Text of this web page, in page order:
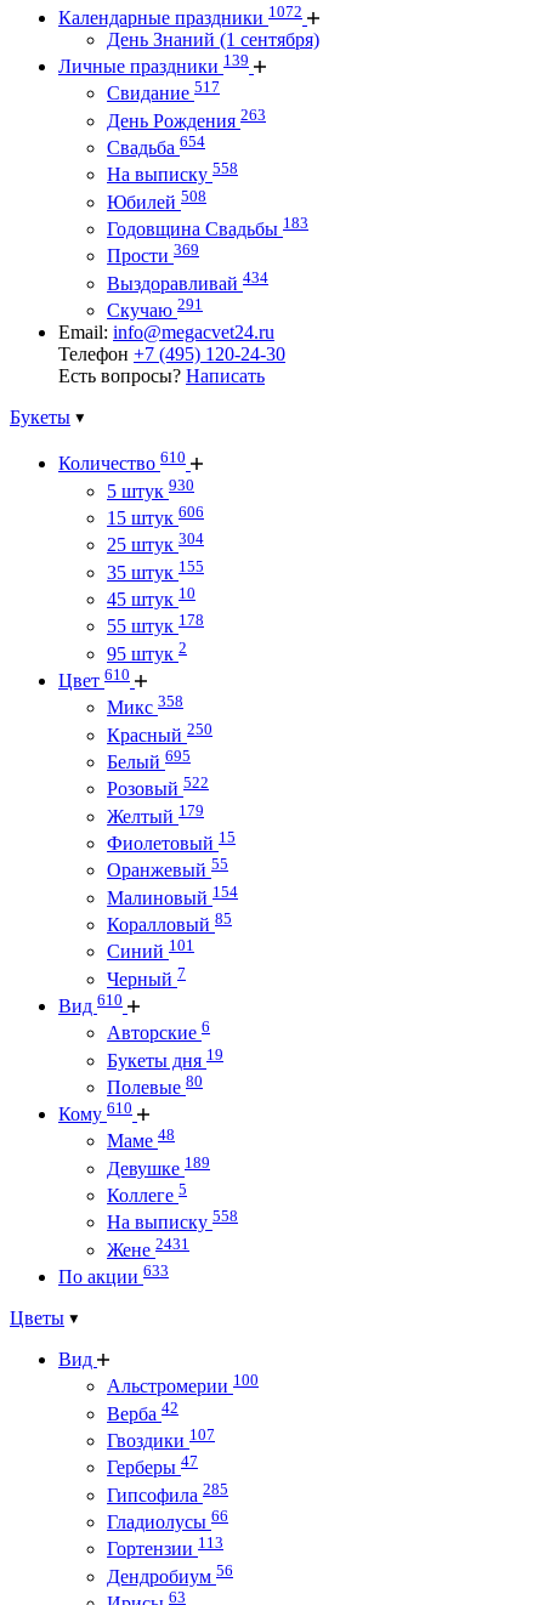
Календарные праздники 1072
День Знаний (1 сентября)
Личные праздники 139
Свидание 517
День Рождения 263
Свадьба 654
На выписку 558
Юбилей 508
Годовщина Свадьбы 183
Прости 369
Выздоравливай 434
Скучаю 291
Email: info@megacvet24.ru
Телефон +7 (495) 120-24-30
Есть вопросы? Написать
Букеты
Количество 610
5 штук 930
15 штук 606
25 штук 304
35 штук 155
45 штук 10
55 штук 178
95 штук 2
Цвет 610
Микс 358
Красный 250
Белый 695
Розовый 522
Желтый 179
Фиолетовый 15
Оранжевый 55
Малиновый 154
Коралловый 85
Синий 101
Черный 7
Вид 610
Авторские 6
Букеты дня 19
Полевые 80
Кому 610
Маме 48
Девушке 189
Коллеге 5
На выписку 558
Жене 2431
По акции 633
Цветы
Вид
Альстромерии 100
Верба 42
Гвоздики 107
Герберы 47
Гипсофила 285
Гладиолусы 66
Гортензии 113
Дендробиум 56
63